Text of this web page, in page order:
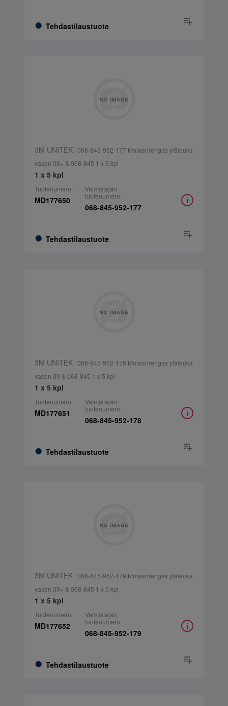
Tehdastilaustuote
3M UNITEK| 068-845-952-177 Molaarirengas yläleuka
vasen 38+ & 068-845 1 x 5 kpl
1 x 5 kpl
Tuotenumero:
MD177650
Tehdastilaustuote
Valmistajan
tuotenumero:
068-845-952-177
3M UNITEK| 068-845-952-178 Molaarirengas yläleuka
vasen 39 & 068-845 1 x 5 kpl
1 x 5 kpl
Tuotenumero:
MD177651
Tehdastilaustuote
Valmistajan
tuotenumero:
068-845-952-178
3M UNITEK| 068-845-952-179 Molaarirengas yläleuka
vasen 39+ & 068-845 1 x 5 kpl
1 x 5 kpl
Tuotenumero:
MD177652
Tehdastilaustuote
Valmistajan
tuotenumero:
068-845-952-179